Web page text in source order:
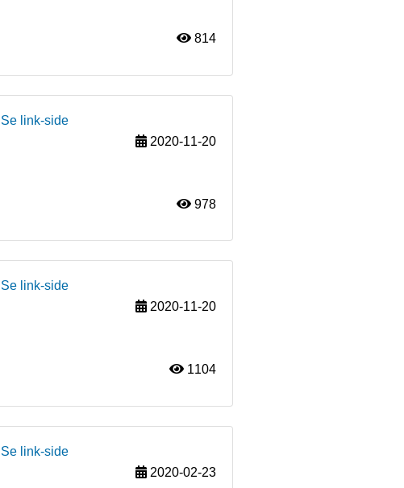
814
Se link-side
2020-11-20
978
Se link-side
2020-11-20
1104
Se link-side
2020-02-23